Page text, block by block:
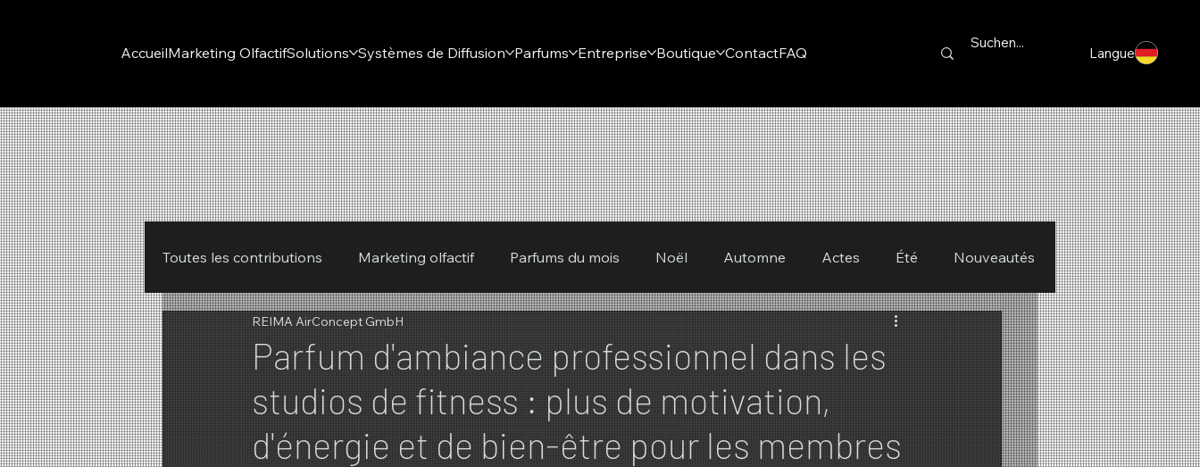
AccueilMarketing OlfactifSolutions Systèmes de Diffusion Parfums Entreprise Boutique ContactFAQ Langue
Toutes les contributions Marketing olfactif Parfums du mois Noël Automne Actes Été Nouveautés
hiver Printemps
Parfum d'ambiance professionnel dans les
studios de fitness : plus de motivation,
d'énergie et de bien-être pour les membres
REIMA AirConcept GmbH